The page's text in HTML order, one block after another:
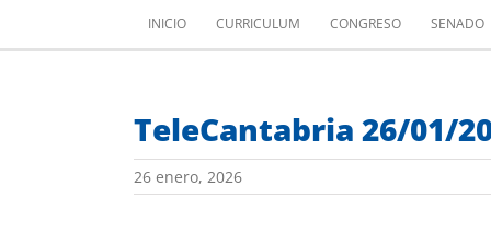
INICIO CURRICULUM CONGRESO SENADO
TeleCantabria 26/01/
26 enero, 2026